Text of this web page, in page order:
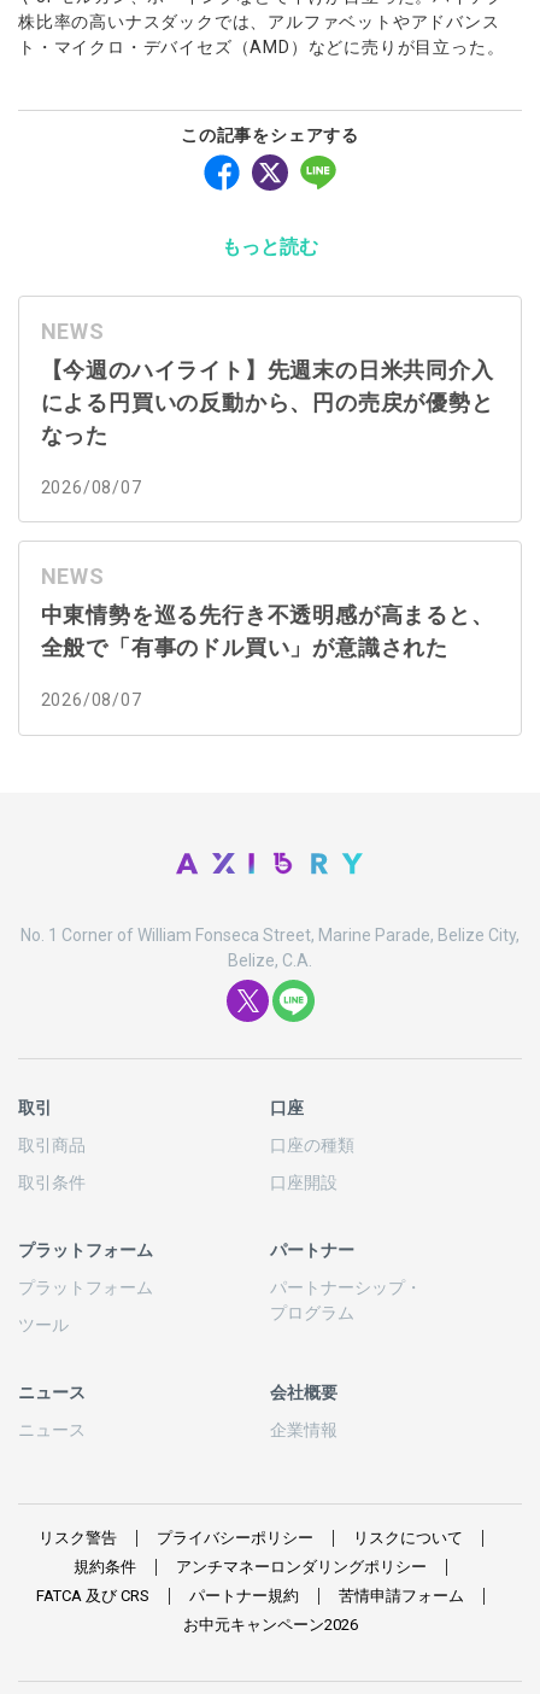
株比率の高いナスダックでは、アルファベットやアドバンス
ト・マイクロ・デバイセズ（AMD）などに売りが目立った。
この記事をシェアする
もっと読む
NEWS
【今週のハイライト】先週末の日米共同介入
による円買いの反動から、円の売戻が優勢と
なった
2026/08/07
NEWS
中東情勢を巡る先行き不透明感が高まると、
全般で「有事のドル買い」が意識された
2026/08/07
No. 1 Corner of William Fonseca Street, Marine Parade, Belize City,
Belize, C.A.
取引
取引商品
取引条件
口座
口座の種類
口座開設
プラットフォーム
プラットフォーム
ツール
パートナー
パートナーシップ・
プログラム
ニュース
ニュース
会社概要
企業情報
リスク警告 プライバシーポリシー
リスクについて
規約条件
アンチマネーロンダリングポリシー
FATCA 及び CRS パートナー規約 苦情申請フォーム
お中元キャンペーン2026